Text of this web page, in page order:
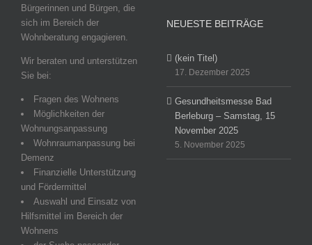
Bürgerinnen und Bürgen, die
sich im Bereich der
Wohnberatung engagieren.
Wir beraten und unterstützen
Sie bei:
Fragen des Wohnens
Möglichkeiten der
Wohnungsanpassung
Wohnraumanpassung bei
Demenz
Finanzielle Unterstützung
und Fördermittel
Auswahl und Einsatz von
Hilfsmittel im Bereich der
Wohnens
NEUESTE BEITRÄGE
(kein Titel)
17. Dezember 2025
Gesundheitsmesse Bad
Berleburg – Samstag, 15
November 2025
5. November 2025